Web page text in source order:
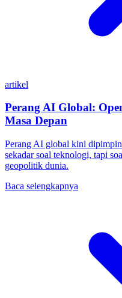
artikel
Perang AI Global:
Masa Depan
Perang AI global kini
sekadar soal teknologi, tapi
geopolitik dunia.
Baca selengkapnya